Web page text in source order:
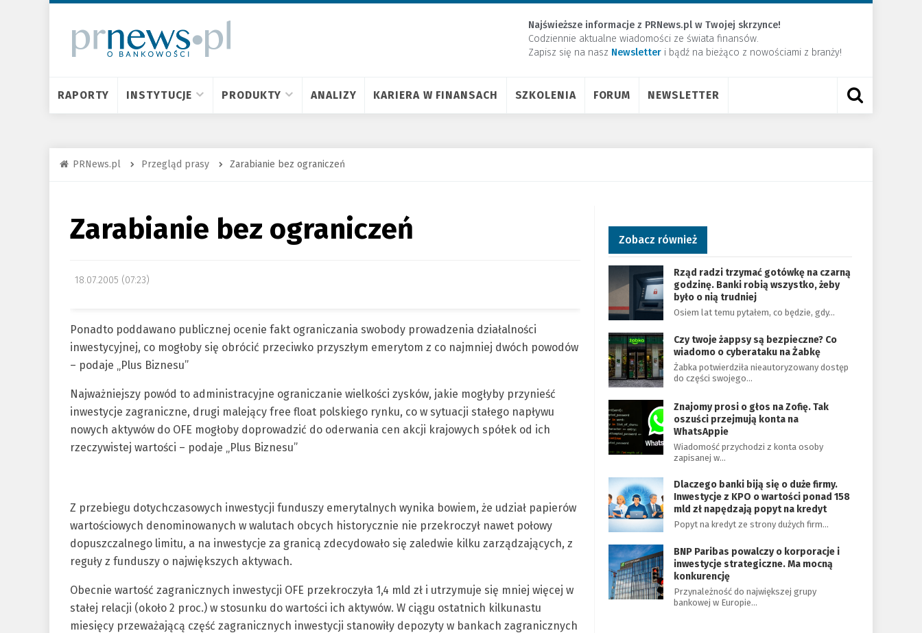
Najświeższe informacje z PRNews.pl w Twojej skrzynce!
Codziennie aktualne wiadomości ze świata finansów.
Zapisz się na nasz Newsletter ​i bądź na bieżąco z nowościami z branży!
RAPORTY INSTYTUCJE PRODUKTY ANALIZY KARIERA W FINANSACH SZKOLENIA FORUM NEWSLETTER
PRNews.pl Przegląd prasy Zarabianie bez ograniczeń
Zarabianie bez ograniczeń
18.07.2005 (07:23)
Ponadto poddawano publicznej ocenie fakt ograniczania swobody prowadzenia działalności
inwestycyjnej, co mogłoby się obrócić przeciwko przyszłym emerytom z co najmniej dwóch powodów
– podaje „Plus Biznesu”
Najważniejszy powód to administracyjne ograniczanie wielkości zysków, jakie mogłyby przynieść
inwestycje zagraniczne, drugi malejący free float polskiego rynku, co w sytuacji stałego napływu
nowych aktywów do OFE mogłoby doprowadzić do oderwania cen akcji krajowych spółek od ich
rzeczywistej wartości – podaje „Plus Biznesu”
Z przebiegu dotychczasowych inwestycji funduszy emerytalnych wynika bowiem, że udział papierów
wartościowych denominowanych w walutach obcych historycznie nie przekroczył nawet połowy
dopuszczalnego limitu, a na inwestycje za granicą zdecydowało się zaledwie kilku zarządzających, z
reguły z funduszy o największych aktywach.
Obecnie wartość zagranicznych inwestycji OFE przekroczyła 1,4 mld zł i utrzymuje się mniej więcej w
stałej relacji (około 2 proc.) w stosunku do wartości ich aktywów. W ciągu ostatnich kilkunastu
miesięcy przeważającą część zagranicznych inwestycji stanowiły depozyty w bankach zagranicznych
Zobacz również
Rząd radzi trzymać gotówkę na czarną
godzinę. Banki robią wszystko, żeby
było o nią trudniej
Osiem lat temu pytałem, co będzie, gdy…
Czy twoje żappsy są bezpieczne? Co
wiadomo o cyberataku na Żabkę
Żabka potwierdziła nieautoryzowany dostęp
do części swojego…
Znajomy prosi o głos na Zofię. Tak
oszuści przejmują konta na
WhatsAppie
Wiadomość przychodzi z konta osoby
zapisanej w…
Dlaczego banki biją się o duże firmy.
Inwestycje z KPO o wartości ponad 158
mld zł napędzają popyt na kredyt
Popyt na kredyt ze strony dużych firm…
BNP Paribas powalczy o korporacje i
inwestycje strategiczne. Ma mocną
konkurencję
Przynależność do największej grupy
bankowej w Europie…